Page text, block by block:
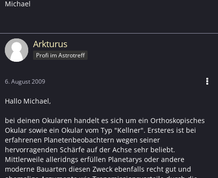
Michael
Arkturus
Profi im Astrotreff
6. August 2009
Hallo Michael,
bei deinen Okularen handelt es sich um ein Orthoskopisches
Okular sowie ein Okular vom Typ "Kellner". Ersteres ist bei
erfahrenen Planetenbeobachtern wegen seiner
hervorragenden Schärfe auf der Achse sehr beliebt.
Mittlerweile alleridngs erfüllen Planetarys oder andere
moderne Bauarten diesen Zweck ebenfalls recht gut und